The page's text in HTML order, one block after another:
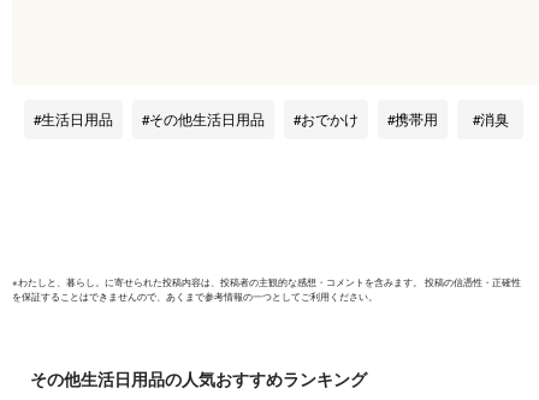
臭・防臭用品 消臭剤
ーカー
生活日用品 その他生活日用品 おでかけ 携帯用 消臭
※わたしと、暮らし。 に寄せられた投稿内容は、投稿者の主観的な感想・コメントを含みます。 投稿の信憑性・正確性
を保証することはできませんので、あくまで参考情報の一つとしてご利用ください。
その他生活日用品の人気おすすめランキング